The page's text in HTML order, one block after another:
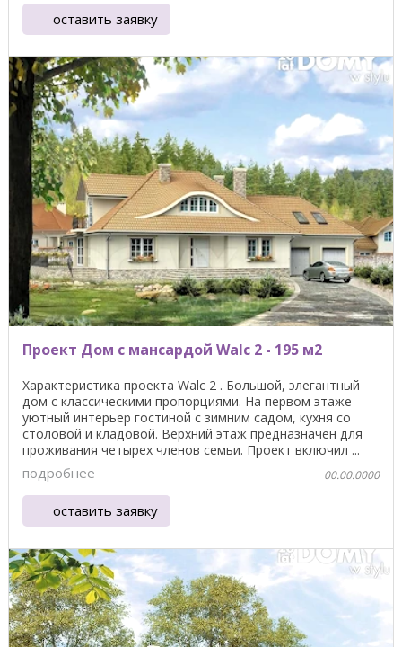
оставить заявку
Проект Дом с мансардой Walc 2 - 195 м2
Характеристика проекта Walc 2 . Большой, элегантный
дом с классическими пропорциями. На первом этаже
уютный интерьер гостиной с зимним садом, кухня со
столовой и кладовой. Верхний этаж предназначен для
проживания четырех членов семьи. Проект включил ...
подробнее 00.00.0000
оставить заявку